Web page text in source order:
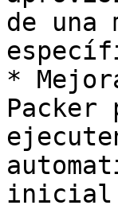
de una
*
Packer
inicial